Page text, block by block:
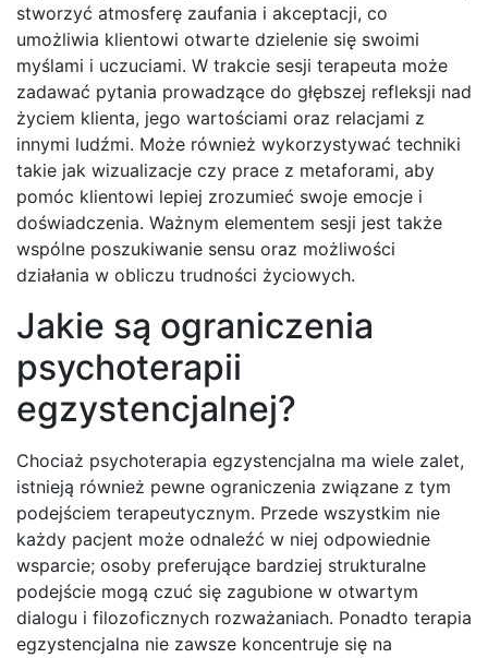
stworzyć atmosferę zaufania i akceptacji, co
umożliwia klientowi otwarte dzielenie się swoimi
myślami i uczuciami. W trakcie sesji terapeuta może
zadawać pytania prowadzące do głębszej refleksji nad
życiem klienta, jego wartościami oraz relacjami z
innymi ludźmi. Może również wykorzystywać techniki
takie jak wizualizacje czy prace z metaforami, aby
pomóc klientowi lepiej zrozumieć swoje emocje i
doświadczenia. Ważnym elementem sesji jest także
wspólne poszukiwanie sensu oraz możliwości
działania w obliczu trudności życiowych.
Jakie są ograniczenia
psychoterapii
egzystencjalnej?
Chociaż psychoterapia egzystencjalna ma wiele zalet,
istnieją również pewne ograniczenia związane z tym
podejściem terapeutycznym. Przede wszystkim nie
każdy pacjent może odnaleźć w niej odpowiednie
wsparcie; osoby preferujące bardziej strukturalne
podejście mogą czuć się zagubione w otwartym
dialogu i filozoficznych rozważaniach. Ponadto terapia
egzystencjalna nie zawsze koncentruje się na